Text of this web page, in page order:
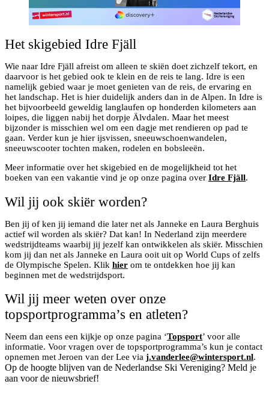
Het skigebied Idre Fjäll
Wie naar Idre Fjäll afreist om alleen te skiën doet zichzelf tekort, en
daarvoor is het gebied ook te klein en de reis te lang. Idre is een
namelijk gebied waar je moet genieten van de reis, de ervaring en
het landschap. Het is hier duidelijk anders dan in de Alpen. In Idre is
het bijvoorbeeld geweldig langlaufen op honderden kilometers aan
loipes, die liggen nabij het dorpje Älvdalen. Maar het meest
bijzonder is misschien wel om een dagje met rendieren op pad te
gaan. Verder kun je hier ijsvissen, sneeuwschoenwandelen,
sneeuwscooter tochten maken, rodelen en bobsleeën.
Meer informatie over het skigebied en de mogelijkheid tot het
boeken van een vakantie vind je op onze pagina over Idre Fjäll.
Wil jij ook skiër worden?
Ben jij of ken jij iemand die later net als Janneke en Laura Berghuis
actief wil worden als skiër? Dat kan! In Nederland zijn meerdere
wedstrijdteams waarbij jij jezelf kan ontwikkelen als skiër. Misschien
kom jij dan net als Janneke en Laura ooit uit op World Cups of zelfs
de Olympische Spelen. Klik hier om te ontdekken hoe jij kan
beginnen met de wedstrijdsport.
Wil jij meer weten over onze
topsportprogramma’s en atleten?
Neem dan eens een kijkje op onze pagina ‘Topsport’ voor alle
informatie. Voor vragen over de topsportprogramma’s kun je contact
opnemen met Jeroen van der Lee via j.vanderlee@wintersport.nl.
Op de hoogte blijven van de Nederlandse Ski Vereniging? Meld je
aan voor de nieuwsbrief!